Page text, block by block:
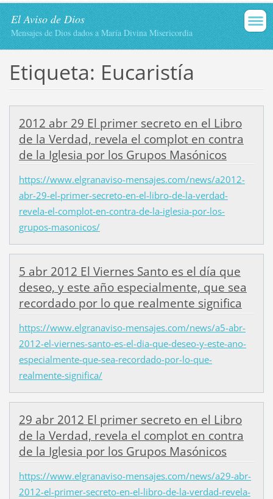
El Aviso de Dios
Mensajes de Dios dados a María Divina Misericordia
Etiqueta: Eucaristía
2012 abr 29 El primer secreto en el Libro
de la Verdad, revela el complot en contra
de la Iglesia por los Grupos Masónicos
https://www.elgranaviso-mensajes.com/news/a2012-
abr-29-el-primer-secreto-en-el-libro-de-la-verdad-
revela-el-complot-en-contra-de-la-iglesia-por-los-
grupos-masonicos/
5 abr 2012 El Viernes Santo es el día que
deseo, y este año especialmente, que sea
recordado por lo que realmente significa
https://www.elgranaviso-mensajes.com/news/a5-abr-
2012-el-viernes-santo-es-el-dia-que-deseo-y-este-ano-
especialmente-que-sea-recordado-por-lo-que-
realmente-significa/
29 abr 2012 El primer secreto en el Libro
de la Verdad, revela el complot en contra
de la Iglesia por los Grupos Masónicos
https://www.elgranaviso-mensajes.com/news/a29-abr-
2012-el-primer-secreto-en-el-libro-de-la-verdad-revela-